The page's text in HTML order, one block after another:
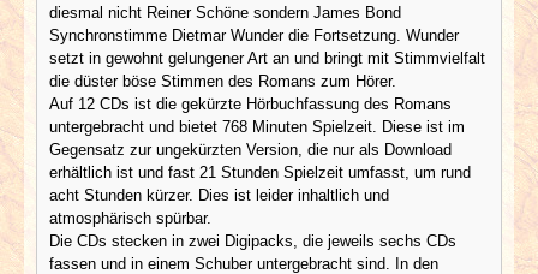
diesmal nicht Reiner Schöne sondern James Bond
Synchronstimme Dietmar Wunder die Fortsetzung. Wunder
setzt in gewohnt gelungener Art an und bringt mit Stimmvielfalt
die düster böse Stimmen des Romans zum Hörer.
Auf 12 CDs ist die gekürzte Hörbuchfassung des Romans
untergebracht und bietet 768 Minuten Spielzeit. Diese ist im
Gegensatz zur ungekürzten Version, die nur als Download
erhältlich ist und fast 21 Stunden Spielzeit umfasst, um rund
acht Stunden kürzer. Dies ist leider inhaltlich und
atmosphärisch spürbar.
Die CDs stecken in zwei Digipacks, die jeweils sechs CDs
fassen und in einem Schuber untergebracht sind. In den